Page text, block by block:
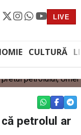
LIVE
CULTURĂ
WHATSAPP
petrolul ar